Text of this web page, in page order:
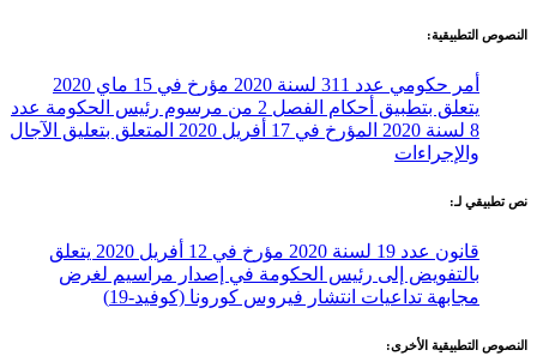
النصوص التطبيقية:
أمر حكومي عدد 311 لسنة 2020 مؤرخ في 15 ماي 2020
يتعلق بتطبيق أحكام الفصل 2 من مرسوم رئيس الحكومة عدد
8 لسنة 2020 المؤرخ في 17 أفريل 2020 المتعلق بتعليق الآجال
والإجراءات
نص تطبيقي لـ:
قانون عدد 19 لسنة 2020 مؤرخ في 12 أفريل 2020 يتعلق
بالتفويض إلى رئيس الحكومة في إصدار مراسيم لغرض
مجابهة تداعيات انتشار فيروس كورونا (كوفيد-19)
النصوص التطبيقية الأخرى: